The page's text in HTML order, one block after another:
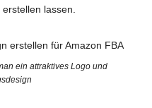
lassen.
ein attraktives Logo und